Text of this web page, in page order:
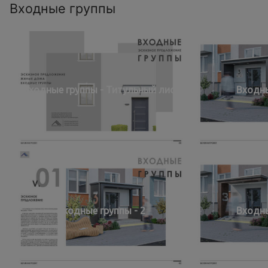
Входные группы
Входные группы - Титульный лист
Входные группы - 2